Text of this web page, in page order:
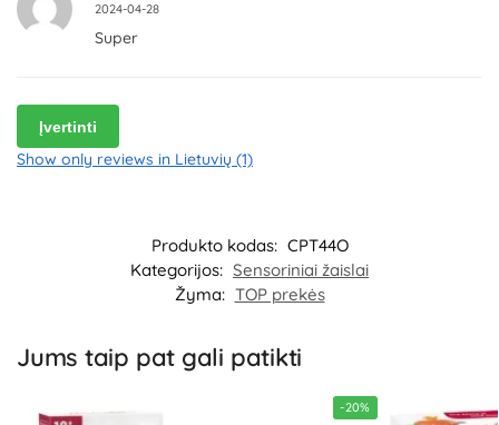
2024-04-28
Super
Įvertinti
Show only reviews in Lietuvių (1)
Produkto kodas: CPT44O
Kategorijos: Sensoriniai žaislai
Žyma: TOP prekės
Jums taip pat gali patikti
-20%